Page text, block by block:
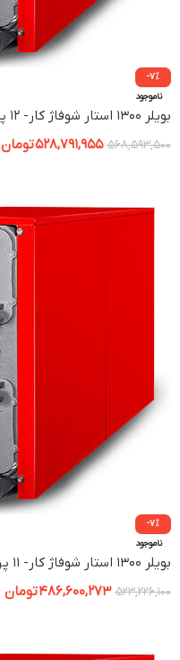
-7%
ناموجود
بویلر ۱۳۰۰ استار شوفاژ کار- ۱۲ پره
568,593,500
528,791,955تومان
-7%
ناموجود
بویلر ۱۳۰۰ استار شوفاژ کار- ۱۱ پره
523,226,100
486,600,273تومان